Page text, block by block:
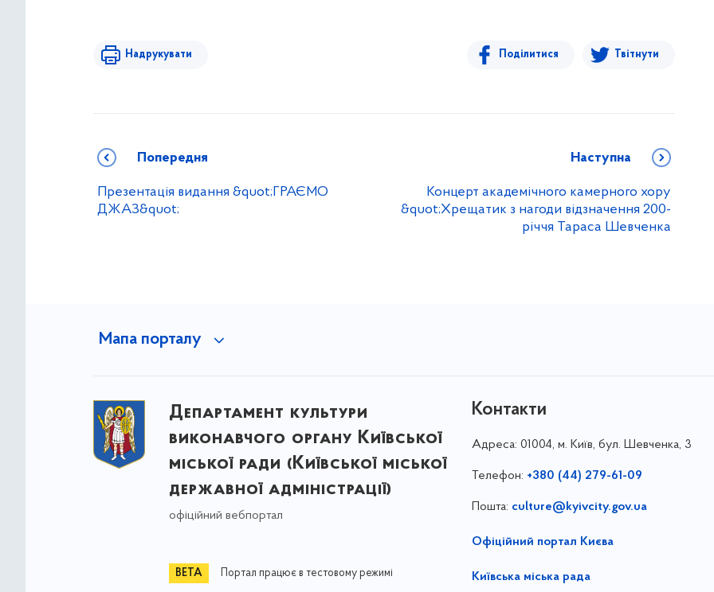
Надрукувати Поділитися Твітнути
Попередня
Презентація видання &quot;ГРАЄМО
ДЖАЗ&quot;
Наступна
Концерт академічного камерного хору
&quot;Хрещатик з нагоди відзначення 200-
річчя Тараса Шевченка
Мапа порталу
Департамент культури
виконавчого органу Київської
міської ради (Київської міської
державної адміністрації)
офіційний вебпортал
Портал працює в тестовому режимі
Контакти
Адреса: 01004, м. Київ, бул. Шевченка, 3
Телефон: +380 (44) 279-61-09
Пошта: culture@kyivcity.gov.ua
Офіційний портал Києва
Київська міська рада